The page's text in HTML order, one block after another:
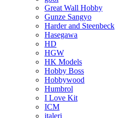
Great Wall Hobby
Gunze Sangyo
Harder and Steenbeck
Hasegawa
HD
HGW
HK Models
Hobby Boss
Hobbywood
Humbrol
I Love Kit
ICM
italeri